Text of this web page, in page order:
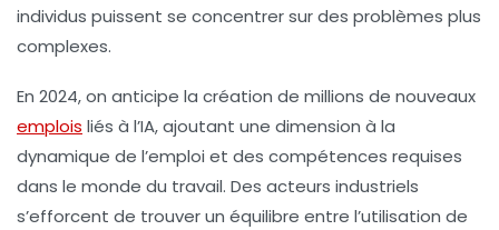
individus puissent se concentrer sur des problèmes plus
complexes.
En 2024, on anticipe la création de millions de nouveaux
emplois liés à l’IA, ajoutant une dimension à la
dynamique de l’emploi et des compétences requises
dans le monde du travail. Des acteurs industriels
s’efforcent de trouver un équilibre entre l’utilisation de